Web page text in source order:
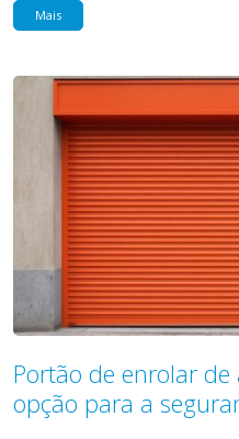
Mais
Portão de enrolar
opção para a